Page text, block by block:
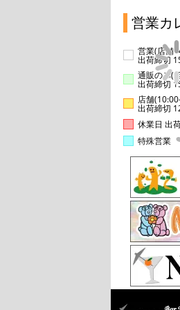
営業カ
営業(店舗
出荷締切
通販のみ(
出荷締切
店舗
出荷締切
休業日 出
特殊営業